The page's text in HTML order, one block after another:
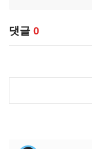
댓글 0